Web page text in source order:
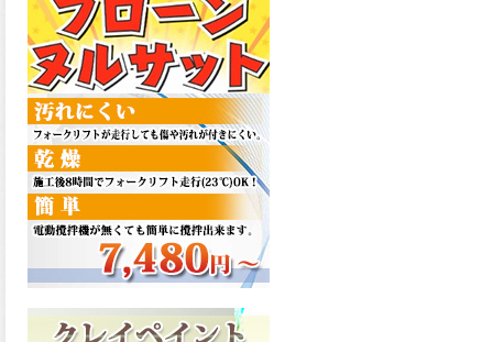
2026.06.29
数多くの施工実績を持つ信頼
性の高い塗材 優れた性能と高
品質で高度な防水機能を発
揮、フローン11が新しく販売
開始致しました。ご購入はこ
ちらから。
2026.05.26
コンクリート特有の質感やム
ラ感と溶け合うように広がる
色彩が床と壁を印象的に仕上
げる、アクアカラー デュオト
ーンが新しく販売開始致しま
2026.03.13